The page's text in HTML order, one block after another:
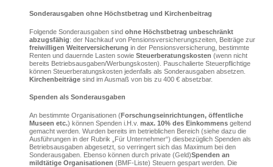
Sonderausgaben ohne Höchstbetrag und Kirchenbeitrag
Folgende Sonderausgaben sind ohne Höchstbetrag unbeschränkt
abzugsfähig: der Nachkauf von Pensionsversicherungszeiten, Beiträge zur
freiwilligen Weiterversicherung in der Pensionsversicherung, bestimmte
Renten und dauernde Lasten sowie Steuerberatungskosten (wenn nicht
bereits Betriebsausgaben/Werbungskosten). Pauschalierte Steuerpflichtige
können Steuerberatungskosten jedenfalls als Sonderausgaben absetzen.
Kirchenbeiträgesind im Ausmaß von bis zu 400 € absetzbar.
Spenden als Sonderausgaben
An bestimmte Organisationen (Forschungseinrichtungen, öffentliche
Museen etc.) können Spenden i.H.v. max. 10% des Einkommensgeltend
gemacht werden. Wurden bereits im betrieblichen Bereich (siehe dazu die
Ausführungen in der Rubrik „Für Unternehmer“) diesbezüglich Spenden als
Betriebsausgaben abgesetzt, so verringert sich das Maximum bei den
Sonderausgaben. Ebenso können durch private (Geld)Spenden an
mildtätige Organisationen (BMF-Liste) Steuern gespart werden. Die